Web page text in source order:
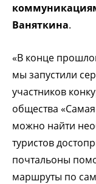
Ваняткина.
«В конце
мы запустили
участников
общества
можно найти
туристов
почтальоны
маршруты по